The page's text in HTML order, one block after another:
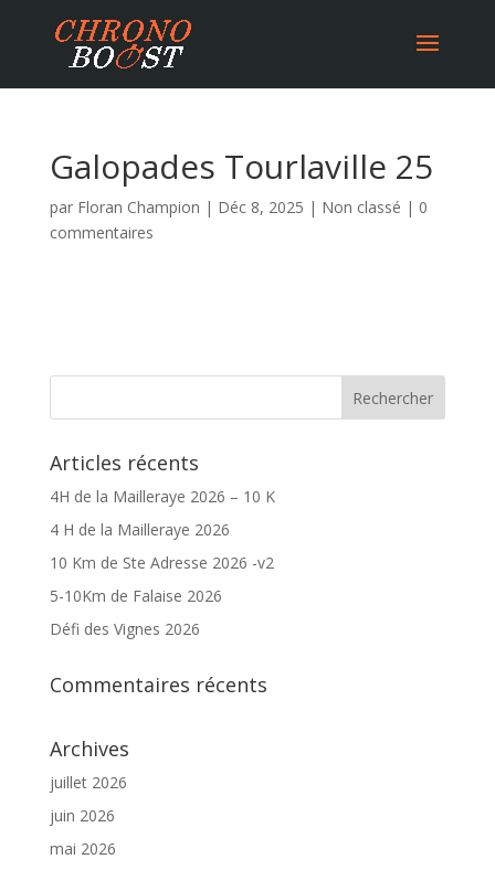
Galopades Tourlaville 25
par Floran Champion | Déc 8, 2025 | Non classé | 0
commentaires
Articles récents
4H de la Mailleraye 2026 – 10 K
4 H de la Mailleraye 2026
10 Km de Ste Adresse 2026 -v2
5-10Km de Falaise 2026
Défi des Vignes 2026
Commentaires récents
Archives
juillet 2026
juin 2026
mai 2026